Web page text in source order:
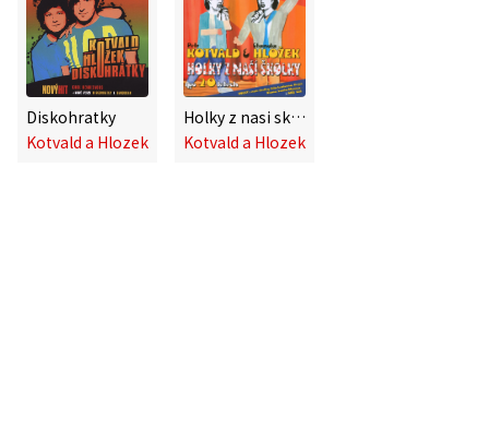
Diskohratky
Kotvald a Hlozek
Holky z nasi skolky po 20 letech
Kotvald a Hlozek